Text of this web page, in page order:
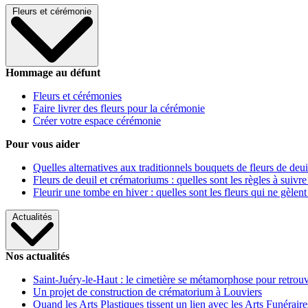
Fleurs et cérémonie
Hommage au défunt
Fleurs et cérémonies
Faire livrer des fleurs pour la cérémonie
Créer votre espace cérémonie
Pour vous aider
Quelles alternatives aux traditionnels bouquets de fleurs de
Fleurs de deuil et crématoriums : quelles sont les règles à
Fleurir une tombe en hiver : quelles sont les fleurs qui ne gèlent
Actualités
Nos actualités
Saint-Juéry-le-Haut : le cimetière se métamorphose pour
Un projet de construction de crématorium à Louviers
Quand les Arts Plastiques tissent un lien avec les Arts